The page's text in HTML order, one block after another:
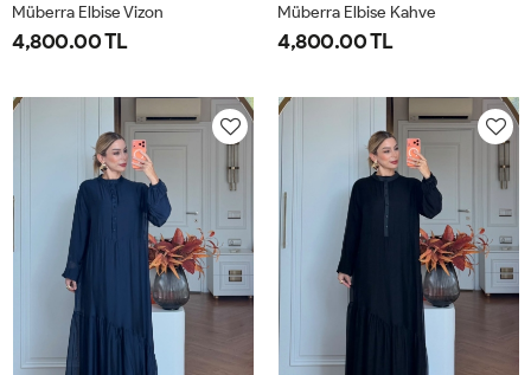
42-
44
46-
48-
50
Müberra Elbise Vizon
4,800.00 TL
42-
44
46-
48-
50
Müberra Elbise Kahve
4,800.00 TL